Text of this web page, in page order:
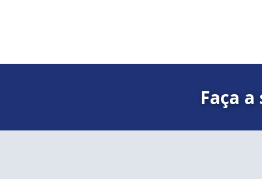
Faça